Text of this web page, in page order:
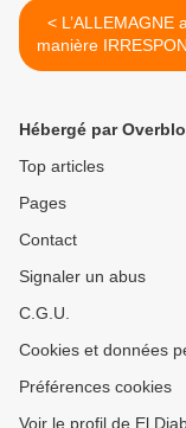
< L’ALLEMAGNE agit de
manière
en envoyant des
Hébergé par
Top articles
Pages
Contact
Signaler un abus
C.G.U.
Cookies et données
Préférences cookies
Voir le profil de El